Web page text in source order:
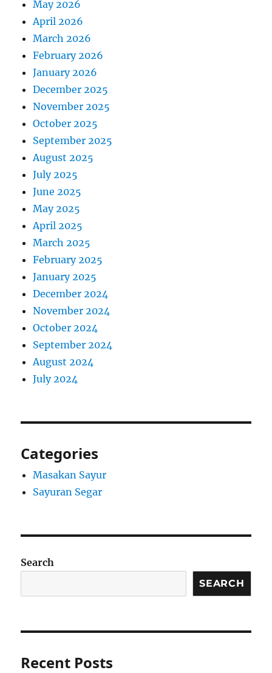
May 2026
April 2026
March 2026
February 2026
January 2026
December 2025
November 2025
October 2025
September 2025
August 2025
July 2025
June 2025
May 2025
April 2025
March 2025
February 2025
January 2025
December 2024
November 2024
October 2024
September 2024
August 2024
July 2024
Categories
Masakan Sayur
Sayuran Segar
Search
SEARCH
Recent Posts